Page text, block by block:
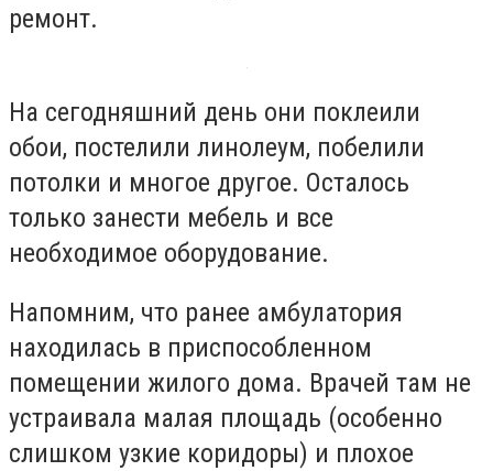
ремонт.
На сегодняшний день они поклеили
обои, постелили линолеум, побелили
потолки и многое другое. Осталось
только занести мебель и все
необходимое оборудование.
Напомним, что ранее амбулатория
находилась в приспособленном
помещении жилого дома. Врачей там не
устраивала малая площадь (особенно
слишком узкие коридоры) и плохое